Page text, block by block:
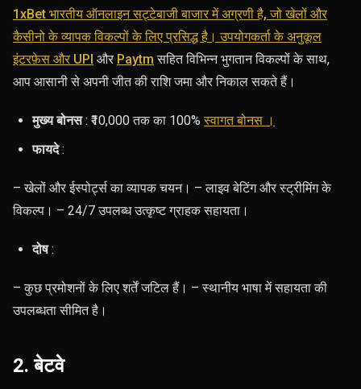
1xBet भारतीय ऑनलाइन सट्टेबाजी बाजार में अग्रणी है, जो खेलों और
कैसीनो के व्यापक विकल्पों के लिए प्रसिद्ध है। उपयोगकर्ता के अनुकूल
इंटरफ़ेस और UPI और Paytm सहित विभिन्न भुगतान विकल्पों के साथ,
आप आसानी से अपनी जीत की राशि जमा और निकाल सकते हैं।
मुख्य बोनस: ₹10,000 तक का 100%स्वागत बोनस ।
फायदे:
– खेलों और ईस्पोर्ट्स का व्यापक चयन। – लाइव बेटिंग और स्ट्रीमिंग के
विकल्प। – 24/7 उपलब्ध उत्कृष्ट ग्राहक सहायता।
दोष:
– कुछ प्रमोशनों के लिए शर्तें जटिल हैं। – स्थानीय भाषा में सहायता की
उपलब्धता सीमित है।
2. बेटवे